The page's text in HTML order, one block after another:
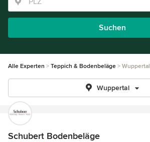
Suchen
Alle Experten Teppich & Bodenbeläge Wuppertal
Wuppertal
Schubert Bodenbeläge